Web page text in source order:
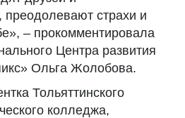
страхи и
– прокомментировала
Центра развития
Ольга Жолобова.
Тольяттинского
колледжа,